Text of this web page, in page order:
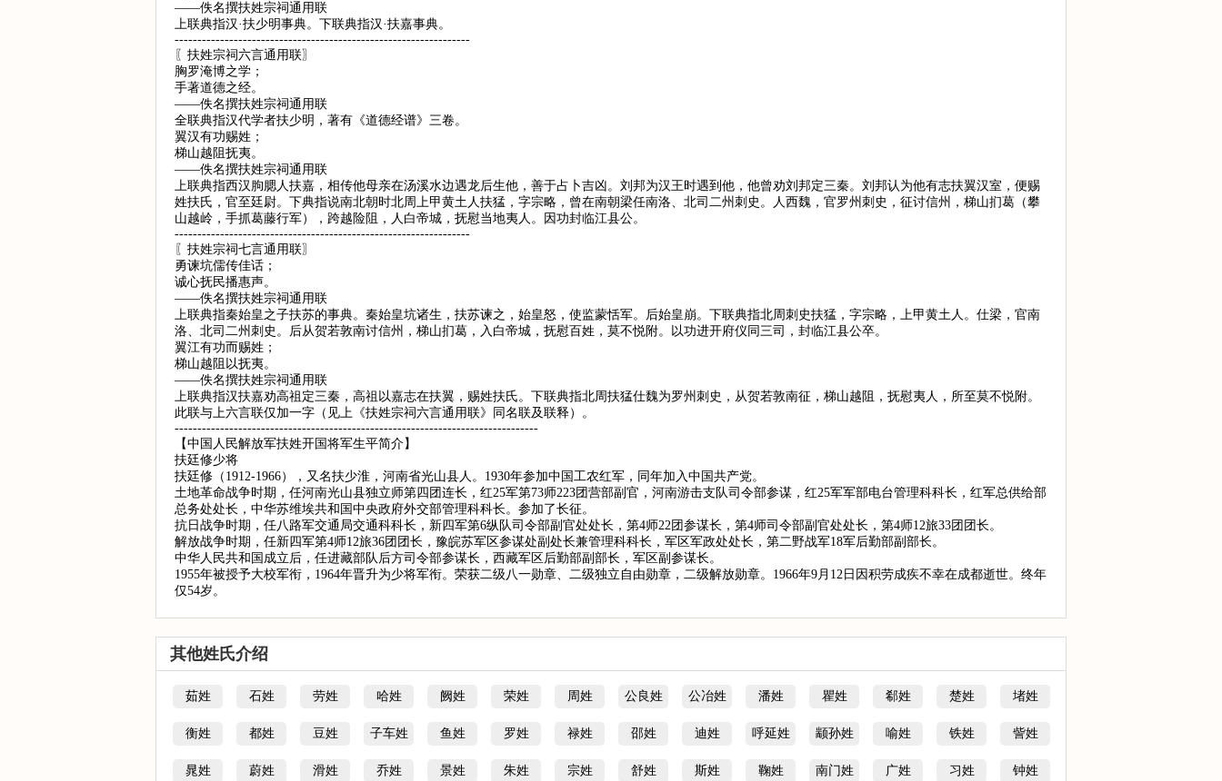
——佚名撰扶姓宗祠通用联
上联典指汉·扶少明事典。下联典指汉·扶嘉事典。
-----------------------------------------------------------------
〖扶姓宗祠六言通用联〗
胸罗淹博之学；
手著道德之经。
——佚名撰扶姓宗祠通用联
全联典指汉代学者扶少明，著有《道德经谱》三卷。
翼汉有功赐姓；
梯山越阻抚夷。
——佚名撰扶姓宗祠通用联
上联典指西汉朐腮人扶嘉，相传他母亲在汤溪水边遇龙后生他，善于占卜吉凶。刘邦为汉王时遇到他，他曾劝刘邦定三秦。刘邦认为他有志扶翼汉室，便赐
姓扶氏，官至廷尉。下典指说南北朝时北周上甲黄土人扶猛，字宗略，曾在南朝梁任南洛、北司二州刺史。人西魏，官罗州刺史，征讨信州，梯山扪葛（攀
山越岭，手抓葛藤行军），跨越险阻，人白帝城，抚慰当地夷人。因功封临江县公。
-----------------------------------------------------------------
〖扶姓宗祠七言通用联〗
勇谏坑儒传佳话；
诚心抚民播惠声。
——佚名撰扶姓宗祠通用联
上联典指秦始皇之子扶苏的事典。秦始皇坑诸生，扶苏谏之，始皇怒，使监蒙恬军。后始皇崩。下联典指北周刺史扶猛，字宗略，上甲黄土人。仕梁，官南
洛、北司二州刺史。后从贺若敦南讨信州，梯山扪葛，入白帝城，抚慰百姓，莫不悦附。以功进开府仪同三司，封临江县公卒。
翼江有功而赐姓；
梯山越阻以抚夷。
——佚名撰扶姓宗祠通用联
上联典指汉扶嘉劝高祖定三秦，高祖以嘉志在扶翼，赐姓扶氏。下联典指北周扶猛仕魏为罗州刺史，从贺若敦南征，梯山越阻，抚慰夷人，所至莫不悦附。
此联与上六言联仅加一字（见上《扶姓宗祠六言通用联》同名联及联释）。
--------------------------------------------------------------------------------
【中国人民解放军扶姓开国将军生平简介】
扶廷修少将
扶廷修（1912-1966），又名扶少淮，河南省光山县人。1930年参加中国工农红军，同年加入中国共产党。
土地革命战争时期，任河南光山县独立师第四团连长，红25军第73师223团营部副官，河南游击支队司令部参谋，红25军军部电台管理科科长，红军总供给部
总务处处长，中华苏维埃共和国中央政府外交部管理科科长。参加了长征。
抗日战争时期，任八路军交通局交通科科长，新四军第6纵队司令部副官处处长，第4师22团参谋长，第4师司令部副官处处长，第4师12旅33团团长。
解放战争时期，任新四军第4师12旅36团团长，豫皖苏军区参谋处副处长兼管理科科长，军区军政处处长，第二野战军18军后勤部副部长。
中华人民共和国成立后，任进藏部队后方司令部参谋长，西藏军区后勤部副部长，军区副参谋长。
1955年被授予大校军衔，1964年晋升为少将军衔。荣获二级八一勋章、二级独立自由勋章，二级解放勋章。1966年9月12日因积劳成疾不幸在成都逝世。终年
仅54岁。
其他姓氏介绍
茹姓 石姓 劳姓 哈姓 阙姓 荣姓 周姓 公良姓 公冶姓 潘姓 瞿姓 郗姓 楚姓 堵姓
衡姓 都姓 豆姓 子车姓 鱼姓 罗姓 禄姓 邵姓 迪姓 呼延姓 颛孙姓 喻姓 铁姓 訾姓
晁姓 蔚姓 滑姓 乔姓 景姓 朱姓 宗姓 舒姓 斯姓 鞠姓 南门姓 广姓 习姓 钟姓